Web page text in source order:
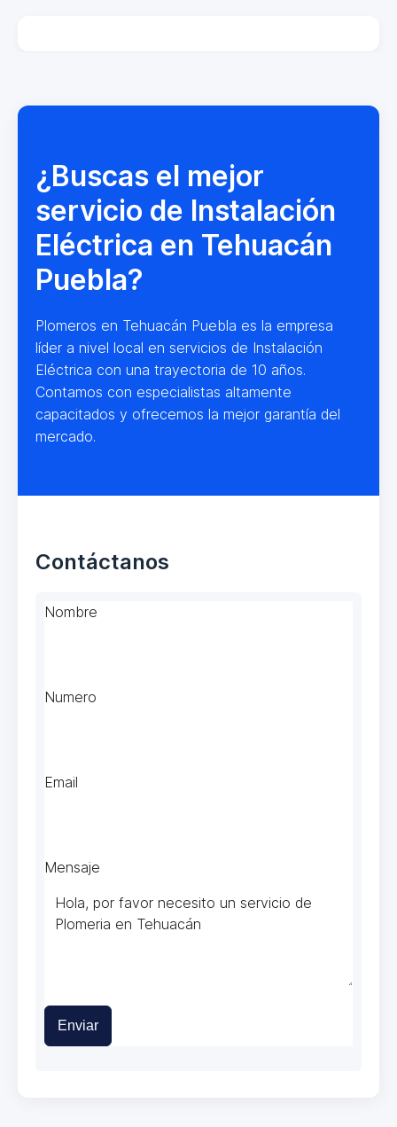
¿Buscas el mejor
servicio de Instalación
Eléctrica en Tehuacán
Puebla?
Plomeros en Tehuacán Puebla es la empresa
líder a nivel local en servicios de Instalación
Eléctrica con una trayectoria de 10 años.
Contamos con especialistas altamente
capacitados y ofrecemos la mejor garantía del
mercado.
Contáctanos
Nombre
Numero
Email
Mensaje
Enviar